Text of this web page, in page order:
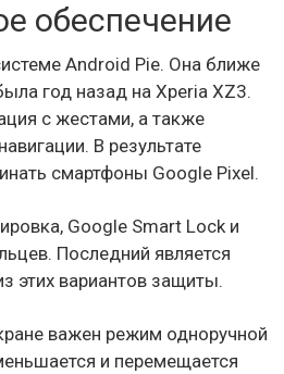
обеспечение
Android Pie. Она ближе
год назад на Xperia XZ3.
с жестами, а также
В результате
смартфоны Google Pixel.
Google Smart Lock и
Последний является
этих вариантов защиты.
важен режим одноручной
и перемещается